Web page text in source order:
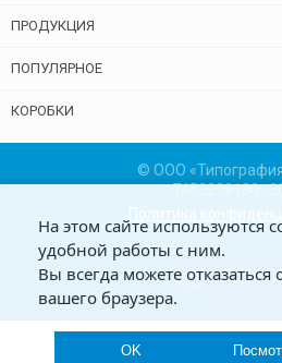
ПРОДУКЦИЯ
ПОПУЛЯРНОЕ
КОРОБКИ
© ООО
7453228180 ,
Политика
На этом сайте используются
удобной работы с ним.
Вы всегда можете отказаться
вашего браузера.
OK